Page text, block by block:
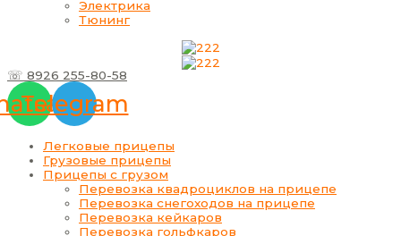
Электрика
Тюнинг
☏ 8926 255-80-58
Telegram
Легковые прицепы
Грузовые прицепы
Прицепы с грузом
Перевозка квадроциклов на прицепе
Перевозка снегоходов на прицепе
Перевозка кейкаров
Перевозка гольфкаров